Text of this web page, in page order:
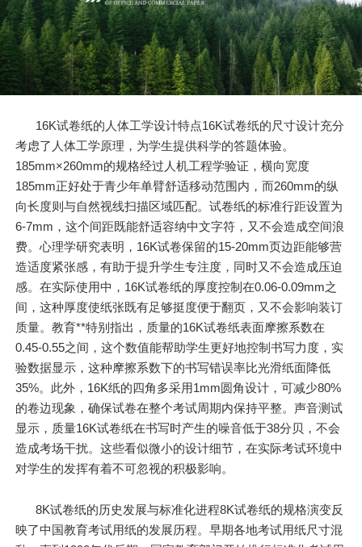
16K试卷纸的人体工学设计特点16K试卷纸的尺寸设计充分
考虑了人体工学原理，为学生提供科学的答题体验。
185mm×260mm的规格经过人机工程学验证，横向宽度
185mm正好处于青少年单臂舒适移动范围内，而260mm的纵
向长度则与自然视线扫描区域匹配。试卷纸的标准行距设置为
6-7mm，这个间距既能舒适容纳中文字符，又不会造成空间浪
费。心理学研究表明，16K试卷保留的15-20mm页边距能够营
造适度紧张感，有助于提升学生专注度，同时又不会造成压迫
感。在实际使用中，16K试卷纸的厚度控制在0.06-0.09mm之
间，这种厚度使纸张既有足够挺度便于翻页，又不会影响装订
质量。教育**特别指出，质量的16K试卷纸表面摩擦系数在
0.45-0.55之间，这个数值能帮助学生更好地控制书写力度，实
验数据显示，这种摩擦系数下的书写错误率比光滑纸面降低
35%。此外，16K纸的四角多采用1mm圆角设计，可减少80%
的卷边现象，确保试卷在整个考试周期内保持平整。声音测试
显示，质量16K试卷纸在书写时产生的噪音低于38分贝，不会
造成考场干扰。这些看似微小的设计细节，在实际考试环境中
对学生的发挥有着不可忽视的积极影响。
8K试卷纸的历史发展与标准化进程8K试卷纸的规格演变反
映了中国教育考试用纸的发展历程。早期各地考试用纸尺寸混